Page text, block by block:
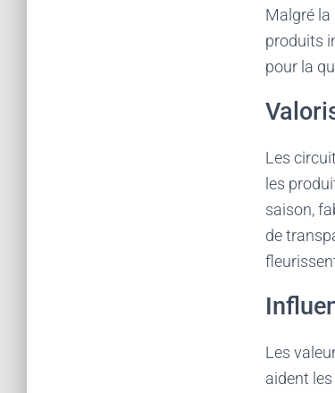
Malgré la
produits
pour la
Les
les
saison,
de
Les
aident